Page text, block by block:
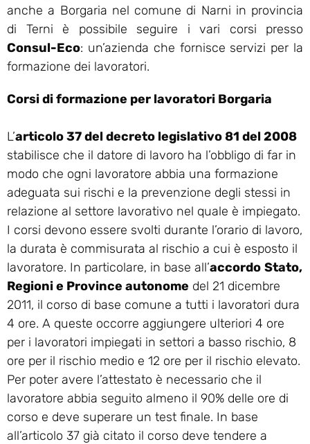
anche a Borgaria nel comune di Narni in provincia
di Terni è possibile seguire i vari corsi presso
Consul-Eco: un’azienda che fornisce servizi per la
formazione dei lavoratori.
Corsi di formazione per lavoratori Borgaria
L’articolo 37 del decreto legislativo 81 del 2008
stabilisce che il datore di lavoro ha l’obbligo di far in
modo che ogni lavoratore abbia una formazione
adeguata sui rischi e la prevenzione degli stessi in
relazione al settore lavorativo nel quale è impiegato.
I corsi devono essere svolti durante l’orario di lavoro,
la durata è commisurata al rischio a cui è esposto il
lavoratore. In particolare, in base all’accordo Stato,
Regioni e Province autonome del 21 dicembre
2011, il corso di base comune a tutti i lavoratori dura
4 ore. A queste occorre aggiungere ulteriori 4 ore
per i lavoratori impiegati in settori a basso rischio, 8
ore per il rischio medio e 12 ore per il rischio elevato.
Per poter avere l’attestato è necessario che il
lavoratore abbia seguito almeno il 90% delle ore di
corso e deve superare un test finale. In base
all’articolo 37 già citato il corso deve tendere a